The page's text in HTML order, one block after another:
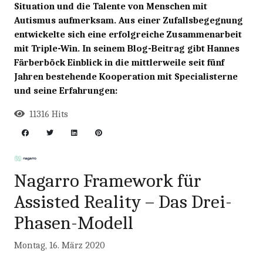
Situation und die Talente von Menschen mit
Autismus aufmerksam. Aus einer Zufallsbegegnung
entwickelte sich eine erfolgreiche Zusammenarbeit
mit Triple-Win. In seinem Blog-Beitrag gibt Hannes
Färberböck Einblick in die mittlerweile seit fünf
Jahren bestehende Kooperation mit Specialisterne
und seine Erfahrungen:
11316 Hits
Nagarro Framework für
Assisted Reality – Das Drei-
Phasen-Modell
Montag, 16. März 2020